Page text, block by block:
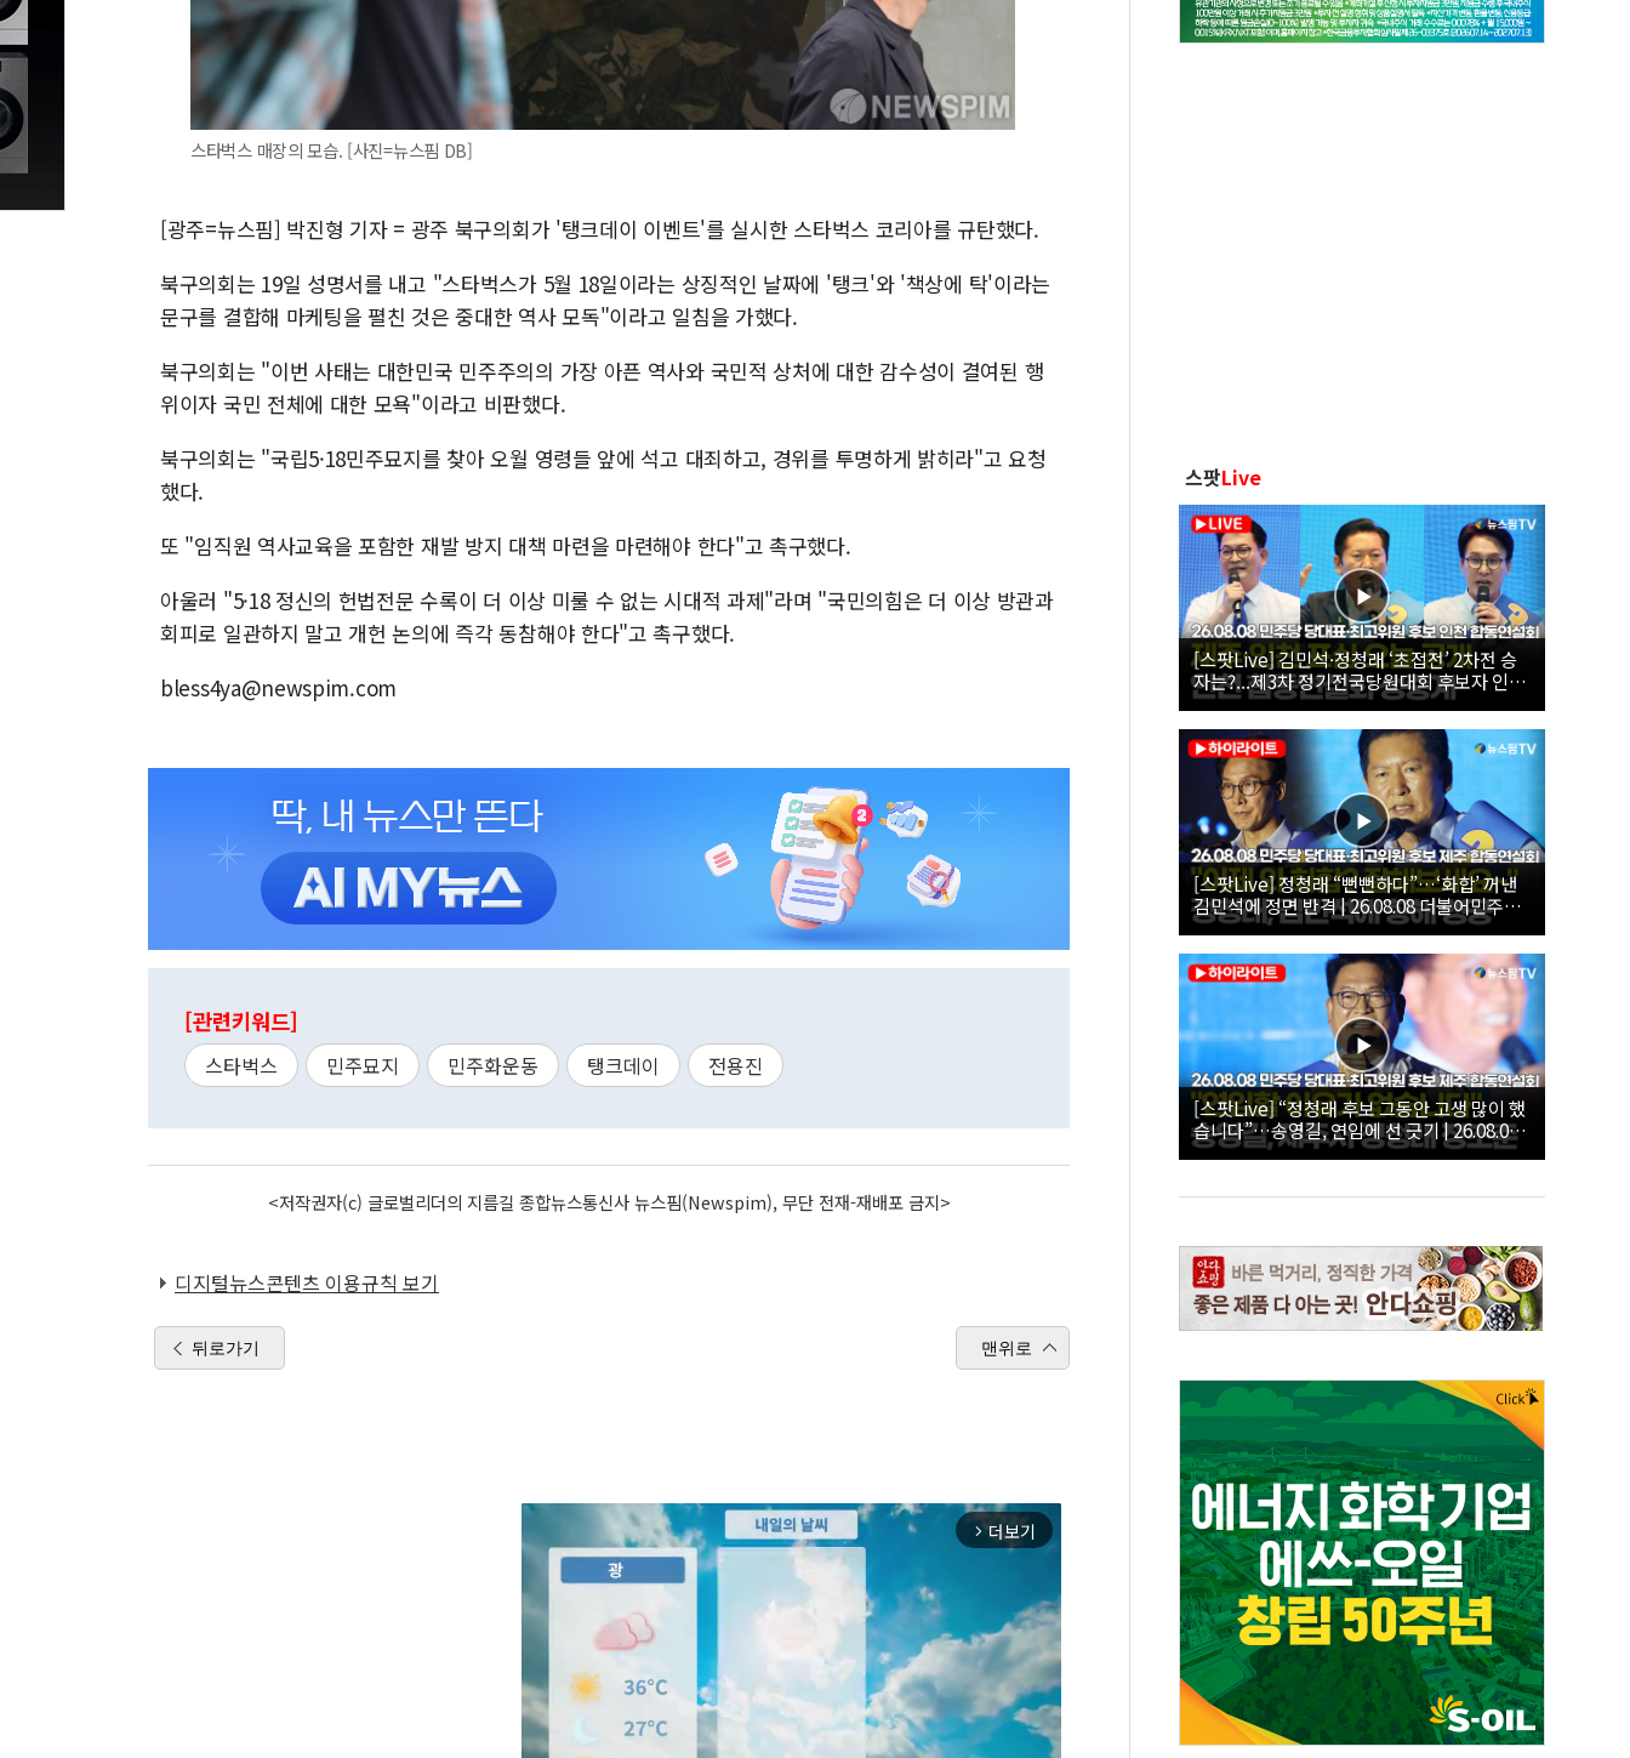
스타벅스 매장의 모습. [사진=뉴스핌 DB]
[광주=뉴스핌] 박진형 기자 = 광주 북구의회가 '탱크데이 이벤트'를 실시한 스타벅스 코리아를 규탄했다.
북구의회는 19일 성명서를 내고 "스타벅스가 5월 18일이라는 상징적인 날짜에 '탱크'와 '책상에 탁'이라는
문구를 결합해 마케팅을 펼친 것은 중대한 역사 모독"이라고 일침을 가했다.
북구의회는 "이번 사태는 대한민국 민주주의의 가장 아픈 역사와 국민적 상처에 대한 감수성이 결여된 행
위이자 국민 전체에 대한 모욕"이라고 비판했다.
북구의회는 "국립5·18민주묘지를 찾아 오월 영령들 앞에 석고 대죄하고, 경위를 투명하게 밝히라"고 요청
했다.
또 "임직원 역사교육을 포함한 재발 방지 대책 마련을 마련해야 한다"고 촉구했다.
아울러 "5·18 정신의 헌법전문 수록이 더 이상 미룰 수 없는 시대적 과제"라며 "국민의힘은 더 이상 방관과
회피로 일관하지 말고 개헌 논의에 즉각 동참해야 한다"고 촉구했다.
bless4ya@newspim.com
[관련키워드]
스타벅스 민주묘지 민주화운동 탱크데이 전용진
<저작권자(c) 글로벌리더의 지름길 종합뉴스통신사 뉴스핌(Newspim), 무단 전재-재배포 금지>
디지털뉴스콘텐츠 이용규칙 보기
뒤로가기 맨위로
arrow_forward_ios 더보기
스팟Live
[스팟Live] 김민석·정청래 ‘초접전’ 2차전 승
자는?...제3차 정기전국당원대회 후보자 인천
합동연설회 생중계 | 26.08.08
[스팟Live] 정청래 “뻔뻔하다”…‘화합’ 꺼낸
김민석에 정면 반격 | 26.08.08 더불어민주당
당대표·최고위원 후보 제주 합동연설회
[스팟Live] “정청래 후보 그동안 고생 많이 했
습니다”…송영길, 연임에 선 긋기 | 26.08.08
더불어민주당 당대표·최고위원 후보 제주 합